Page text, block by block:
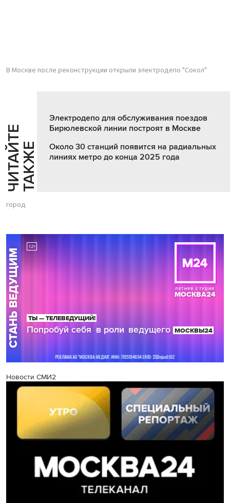
В Москве после реконструкции открыли электродепо "Сокол"
Ч
И
Т
АЙ
Т
Е
Т
А
К
ЖЕ
Электродепо для обслуживания поездов
Бирюлевской линии построят в Москве
Около 30 станций появится на радиальных
линиях метро до конца 2025 года
город
Новости СМИ2